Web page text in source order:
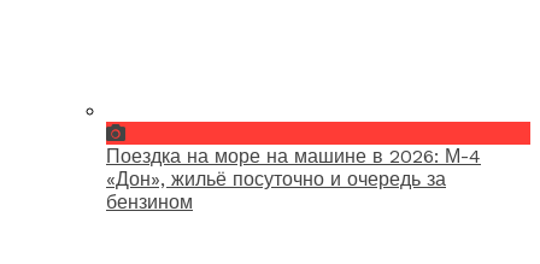
Поездка на море на машине в 2026: М-4
«Дон», жильё посуточно и очередь за
бензином